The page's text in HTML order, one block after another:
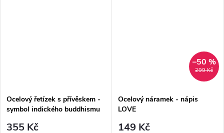
Ocelový řetízek s přívěskem -
symbol indického buddhismu
355 Kč
299 Kč
–50 %
Ocelový náramek - nápis
LOVE
149 Kč